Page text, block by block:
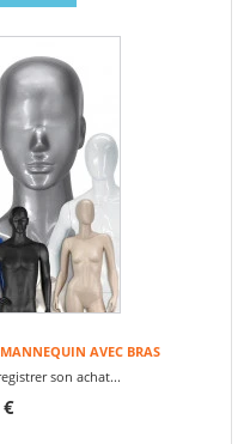
AVEC BRAS
son achat...